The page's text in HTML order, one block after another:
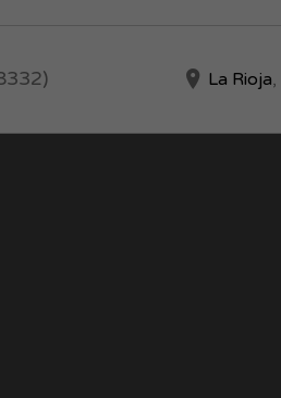
La Rioja,